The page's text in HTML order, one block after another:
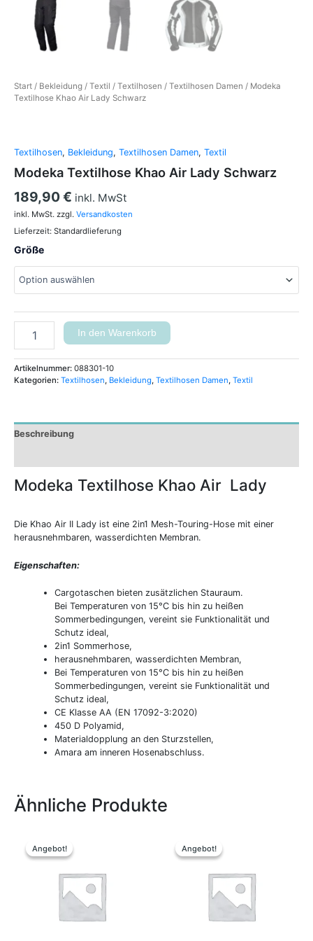
Start / Bekleidung / Textil / Textilhosen / Textilhosen Damen / Modeka
Textilhose Khao Air Lady Schwarz
Textilhosen, Bekleidung, Textilhosen Damen, Textil
Modeka Textilhose Khao Air Lady Schwarz
189,90€ inkl. MwSt
inkl. MwSt. zzgl. Versandkosten
Lieferzeit: Standardlieferung
Größe
In den Warenkorb
Artikelnummer: 088301-10
Kategorien: Textilhosen, Bekleidung, Textilhosen Damen, Textil
Beschreibung
Modeka Textilhose Khao Air Lady
Die Khao Air II Lady ist eine 2in1 Mesh-Touring-Hose mit einer
herausnehmbaren, wasserdichten Membran.
Eigenschaften:
Cargotaschen bieten zusätzlichen Stauraum.
Bei Temperaturen von 15°C bis hin zu heißen
Sommerbedingungen, vereint sie Funktionalität und
Schutz ideal,
2in1 Sommerhose,
herausnehmbaren, wasserdichten Membran,
Bei Temperaturen von 15°C bis hin zu heißen
Sommerbedingungen, vereint sie Funktionalität und
Schutz ideal,
CE Klasse AA (EN 17092-3:2020)
450 D Polyamid,
Materialdopplung an den Sturzstellen,
Amara am inneren Hosenabschluss.
Ähnliche Produkte
Angebot!
Angebot!
war:
34,95 €
Angebot!
Angebot!
war:
59,95 €